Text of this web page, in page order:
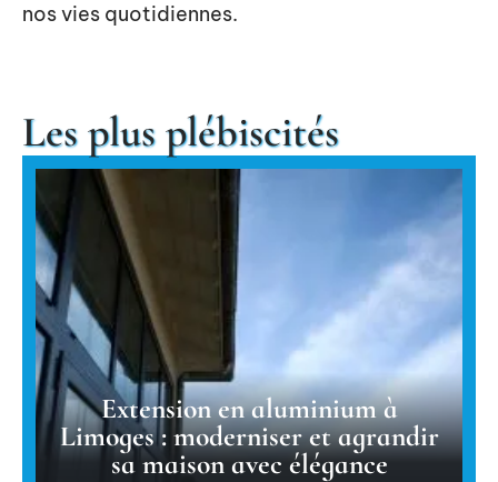
nos vies quotidiennes.
Les plus plébiscités
Extension en aluminium à
Limoges : moderniser et agrandir
sa maison avec élégance